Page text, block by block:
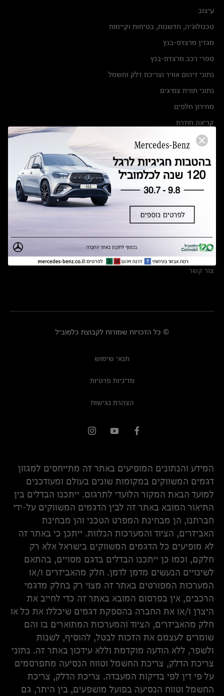
עיצוב
טכנולוגיה, חדשנות, בטיחות וקיימות
מגזין מרצדס-בנץ
ספרי רכב מרצדס-בנץ
נתוני זיהום אוויר וצריכת דלק וחשמל
נתוני תווית צמיגים
מחירון חלפים
קריאה חוזרת
הודעה על הטבות לרכבי מרצדס בהסדר פשרה בתצ 56447-02-19
תקנון ימי מכירות 120 לכלמוביל
מצאו אותנו
אולמות תצוגה
מרכזי שירות
צור קשר
© כל הזכויות שמורות לקבוצת כלמוביל
תנאי שימוש
מדיניות פרטיות
הצהרת נגישות
המידע והנתונים המופיעים באתר זה מתייחסים למגוון
דגמים המשווקים במקומות שונים בעולם ומעודכנים
למועד הבאת המקור הלועדי לתרגום. ייתכנו הבדלים בין
התיאור המובא באתר זה לבין הדגמים המשווקים על-ידי
חברתנו, הן מבחינת המפרט הטכני והן מבחינת
האביזרים, הציוד והמערכות הנלוות. ייתכן כי באתר זה
לא מופיעים כל הדגמים המשווקים בישראל אלא רק
חלקם, וכמו כן ייתכנו הבדלים בדגם מסויים, בהתאם
לשינויים הנעשים מדמן לדמן. חלק מהאביזרים ו/או
המערכות המפורטים באתר זה מצוי רק בחלק מדגמי
הרכבים, אין בפרסום המובא באתר זה כדי לחייב את
היצרן ו/או את החברה בהספקת דגמים שיכללו את כל או
חלק מהאביזרים, הציוד והמערכות המתוארים בו והם
שומרים לעצמם את הזכות לבטל, להוסיף, לשנות
ולשפר, ללא הודעה מוקדמת וללא עידכון באתר זה. נתוני
צריכת הדלק, צריכת החשמל וטווח הנסיעה מתפרסמים
על פי דין לפי בדיקות המעבדה. צריכת הדלק, צריכת
החשמל וטווח הנסיעה בפועל מושפעים, בין היתר, גם